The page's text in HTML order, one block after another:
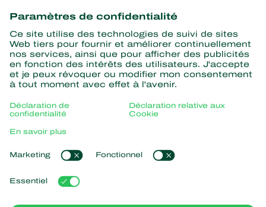
nouvelles et informations
S’abonner ici
La nature pour partenaire
Acariens Prédateurs
Parasitoïdes
Nématodes entomopathogènes
Micro-organismes bénéfiques
Protection des cultures
À propos de Koppert
Actualités & informations
Formations Koppert
Travailler chez Koppert
Contact
Liens populaires
Retour d’expérience
Koppert Global